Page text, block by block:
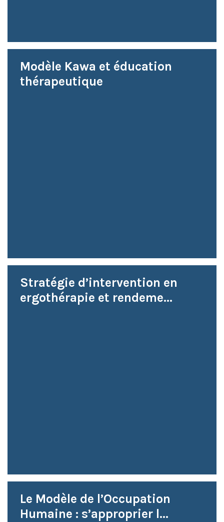
Modèle Kawa et éducation
thérapeutique
Stratégie d’intervention en
ergothérapie et rendeme...
Le Modèle de l’Occupation
Humaine : s’approprier l...